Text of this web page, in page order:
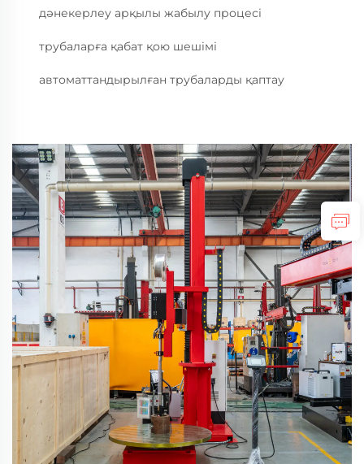
дәнекерлеу арқылы жабылу процесі
трубаларға қабат қою шешімі
автоматтандырылған трубаларды қаптау